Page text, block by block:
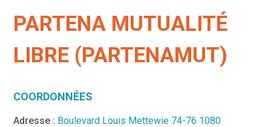
PARTENA MUTUALITÉ
LIBRE (PARTENAMUT)
COORDONNÉES
Adresse : Boulevard Louis Mettewie 74-76 1080